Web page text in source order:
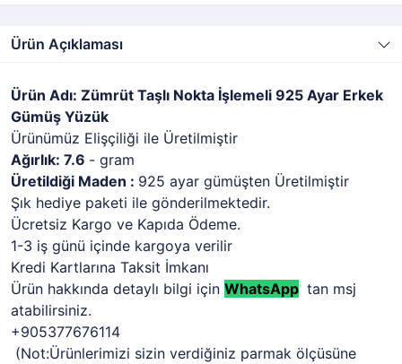
Ürün Açıklaması
Ürün Adı: Zümrüt Taşlı Nokta İşlemeli 925 Ayar Erkek
Gümüş Yüzük
Ürünümüz Elişçiliği ile Üretilmiştir
Ağırlık: 7.6 - gram
Üretildiği Maden : 925 ayar gümüşten Üretilmiştir
Şık hediye paketi ile gönderilmektedir.
Ücretsiz Kargo ve Kapıda Ödeme.
1-3 iş günü içinde kargoya verilir
Kredi Kartlarına Taksit İmkanı
Ürün hakkında detaylı bilgi için WhatsApp' tan msj
atabilirsiniz.
+905377676114
(Not:Ürünlerimizi sizin verdiğiniz parmak ölçüsüne